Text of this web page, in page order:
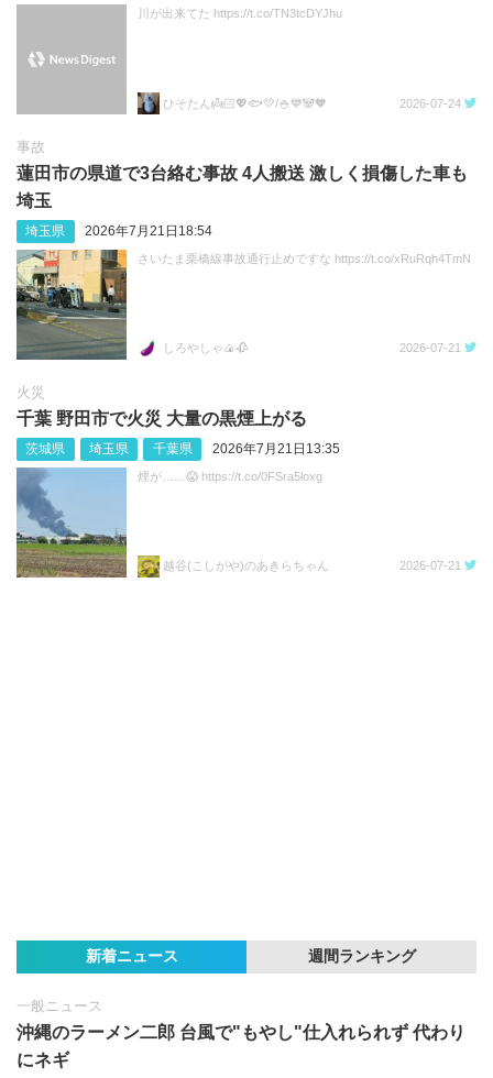
川が出来てた https://t.co/TN3tcDYJhu
ひそたん👼🏻💖🐟️💛/🍚💙🐼🧡 2026-07-24
事故
蓮田市の県道で3台絡む事故 4人搬送 激しく損傷した車も
埼玉
埼玉県 2026年7月21日18:54
さいたま栗橋線事故通行止めですな https://t.co/xRuRqh4TmN
しろやしゃ🍙🥀 2026-07-21
火災
千葉 野田市で火災 大量の黒煙上がる
茨城県 埼玉県 千葉県 2026年7月21日13:35
煙が……😱 https://t.co/0FSra5loxg
越谷(こしがや)のあきらちゃん 2026-07-21
新着ニュース 週間ランキング
一般ニュース
沖縄のラーメン二郎 台風で"もやし"仕入れられず 代わり
にネギ